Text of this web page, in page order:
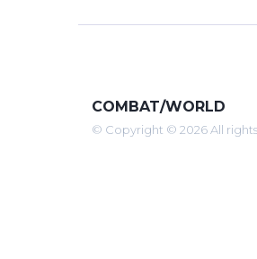
COMBAT/WORLD
© Copyright © 2026 All